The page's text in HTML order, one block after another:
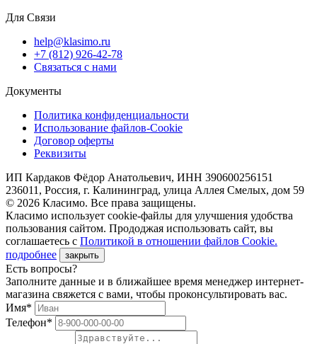
Для Связи
help@klasimo.ru
+7 (812) 926-42-78
Связаться с нами
Документы
Политика конфиденциальности
Использование файлов-Cookie
Договор оферты
Реквизиты
ИП Кардаков Фёдор Анатольевич, ИНН 390600256151
236011, Россия, г. Калининград, улица Аллея Смелых, дом 59
© 2026 Класимо. Все права защищены.
Класимо использует cookie-файлы для улучшения удобства
пользования сайтом. Прододжая использовать сайт, вы
соглашаетесь с Политикой в отношении файлов Сookie.
подробнее
закрыть
Есть вопросы?
Заполните данные и в ближайшее время менеджер интернет-
магазина свяжется с вами, чтобы проконсультировать вас.
Имя*
Телефон*